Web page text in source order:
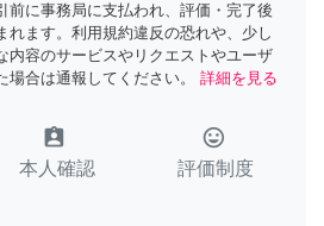
前に事務局に支払われ、評価・完了後
れます。利用規約違反の恐れや、少し
内容のサービスやリクエストやユーザ
場合は通報してください。
詳細を見る
assignment_ind
本人確認
tag_faces
評価制度